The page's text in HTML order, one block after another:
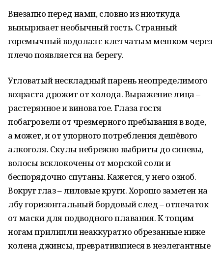
Внезапно перед нами, словно из ниоткуда
выныривает необычный гость. Странный
горемычный водолаз с клетчатым мешком через
плечо появляется на берегу.
Угловатый нескладный парень неопределимого
возраста дрожит от холода. Выражение лица –
растерянное и виноватое. Глаза гостя
побагровели от чрезмерного пребывания в воде,
а может, и от упорного потребления дешёвого
алкоголя. Скулы небрежно выбриты до синевы,
волосы всклокочены от морской соли и
беспорядочно спутаны. Кажется, у него озноб.
Вокруг глаз – лиловые круги. Хорошо заметен на
лбу горизонтальный бордовый след – отпечаток
от маски для подводного плавания. К тощим
ногам прилипли неаккуратно обрезанные ниже
колена джинсы, превратившиеся в неэлегантные